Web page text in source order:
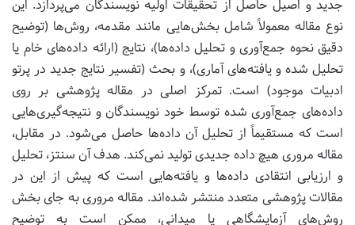
جدید و اصیل حاصل از تحقیقات اولیه نویسندگان می‌پردازد. این
نوع مقاله معمولاً شامل بخش‌هایی مانند مقدمه، روش‌ها (توضیح
دقیق نحوه جمع‌آوری و تحلیل داده‌ها)، نتایج (ارائه داده‌های خام یا
تحلیل شده و یافته‌های آماری)، و بحث (تفسیر نتایج جدید در پرتو
ادبیات موجود) است. تمرکز اصلی در مقاله پژوهشی بر روی
داده‌های جمع‌آوری شده توسط خود نویسندگان و نتیجه‌گیری‌هایی
است که مستقیماً از تحلیل آن داده‌ها حاصل می‌شود. در مقابل،
مقاله مروری هیچ داده جدیدی تولید نمی‌کند. هدف آن سنتز، تحلیل
و ارزیابی انتقادی داده‌ها و یافته‌هایی است که پیش از این در
مقالات پژوهشی متعدد منتشر شده‌اند. مقاله مروری به جای بخش
روش‌های آزمایشگاهی یا میدانی، ممکن است به توضیح